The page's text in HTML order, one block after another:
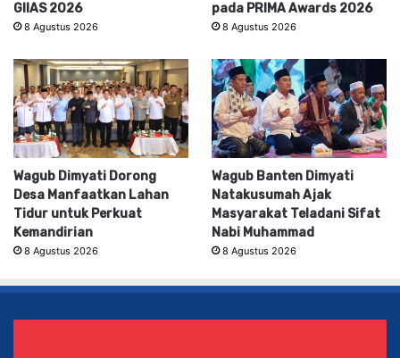
GIIAS 2026
8 Agustus 2026
pada PRIMA Awards 2026
8 Agustus 2026
Wagub Dimyati Dorong
Desa Manfaatkan Lahan
Tidur untuk Perkuat
Kemandirian
8 Agustus 2026
Wagub Banten Dimyati
Natakusumah Ajak
Masyarakat Teladani Sifat
Nabi Muhammad
8 Agustus 2026